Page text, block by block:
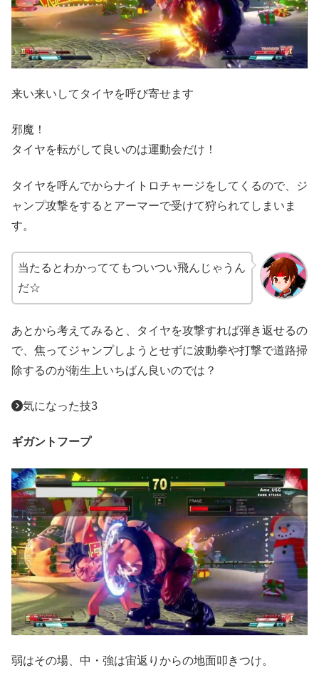
来い来いしてタイヤを呼び寄せます
邪魔！
タイヤを転がして良いのは運動会だけ！
タイヤを呼んでからナイトロチャージをしてくるので、ジ
ャンプ攻撃をするとアーマーで受けて狩られてしまいま
す。
当たるとわかっててもついつい飛んじゃうん
だ☆
あとから考えてみると、タイヤを攻撃すれば弾き返せるの
で、焦ってジャンプしようとせずに波動拳や打撃で道路掃
除するのが衛生上いちばん良いのでは？
気になった技3
ギガントフープ
弱はその場、中・強は宙返りからの地面叩きつけ。